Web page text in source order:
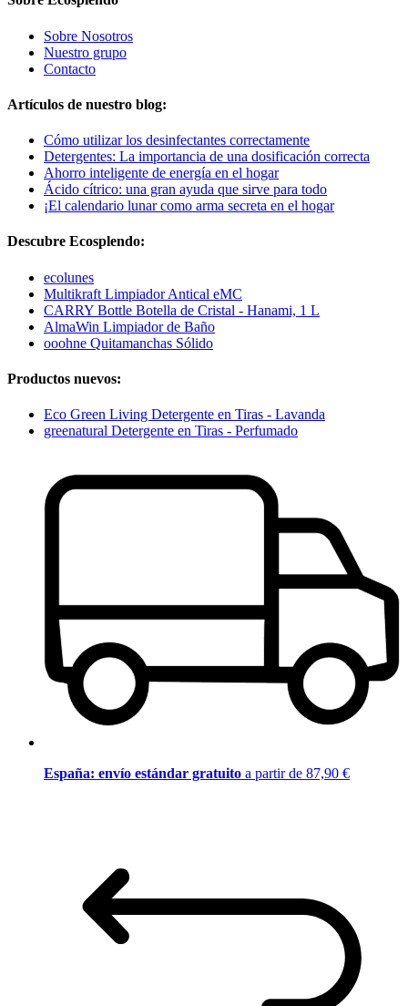
Sobre Nosotros
Nuestro grupo
Contacto
Artículos de nuestro blog:
Cómo utilizar los desinfectantes correctamente
Detergentes: La importancia de una dosificación correcta
Ahorro inteligente de energía en el hogar
Ácido cítrico: una gran ayuda que sirve para todo
¡El calendario lunar como arma secreta en el hogar
Descubre Ecosplendo:
ecolunes
Multikraft Limpiador Antical eMC
CARRY Bottle Botella de Cristal - Hanami, 1 L
AlmaWin Limpiador de Baño
ooohne Quitamanchas Sólido
Productos nuevos:
Eco Green Living Detergente en Tiras - Lavanda
greenatural Detergente en Tiras - Perfumado
España: envío estándar gratuito a partir de 87,90 €